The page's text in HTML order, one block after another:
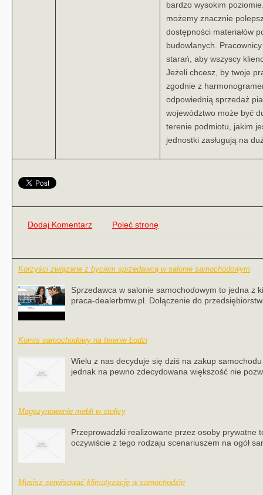
bardzo wysokim
możemy znacznie
dostępności materiałów
budowlanych.
starań, aby wszyscy
Jeżeli chcesz, by twoje
zgodnie z
odpowiednią sprzedaż
województwo może być
terenie podmiotu, jakim
jednostki zasługują na
Dodaj Komentarz Poleć stronę
Korzyści związane z byciem sprzedawcą w salonie samochodowym
Sprzedawca w salonie samochodowym to jedna z
praca-dealerbmw.pl. Dołączenie do
Komis samochodowy na terenie Łodzi
Wielu z nas decyduje się dziś na zakup
jednak na pewno zdecydowana większość nie
Magazynowanie mebli w stolicy
Przeprowadzki realizowane przez osoby
oczywiście z tego rodzaju scenariuszem na ogół
Musisz serwisować klimatyzację w samochodzie